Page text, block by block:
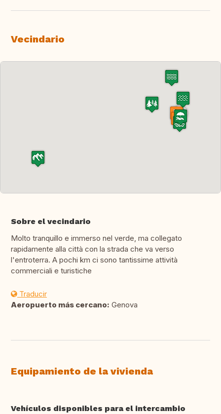
Vecindario
Sobre el vecindario
Molto tranquillo e immerso nel verde, ma collegato
rapidamente alla città con la strada che va verso
l'entroterra. A pochi km ci sono tantissime attività
commerciali e turistiche
Traducir
Aeropuerto más cercano: Genova
Equipamiento de la vivienda
Vehículos disponibles para el intercambio